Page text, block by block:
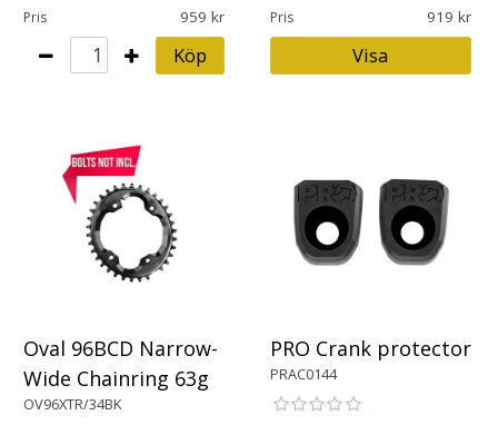
Pris 959
Köp
Pris 919
Visa
Oval 96BCD Narrow-
Wide Chainring 63g
OV96XTR/34BK
PRO Crank protector
PRAC0144